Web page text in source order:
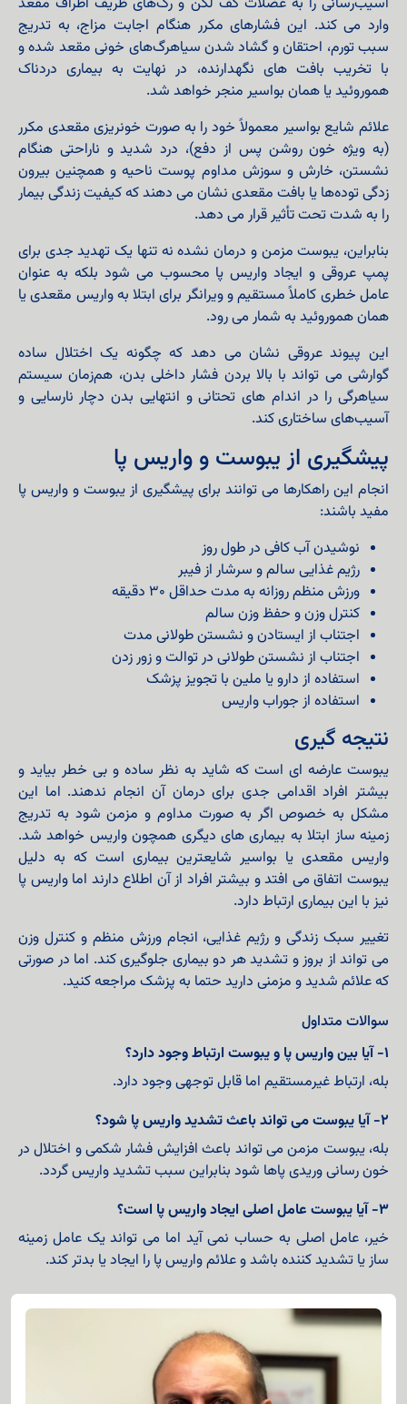
وارد می‌ کند. این فشارهای مکرر هنگام اجابت مزاج، به تدریج
سبب تورم، احتقان و گشاد شدن سیاهرگ‌های خونی مقعد شده و
با تخریب بافت‌ های نگهدارنده، در نهایت به بیماری دردناک
هموروئید یا همان بواسیر منجر خواهد شد.
علائم شایع بواسیر معمولاً خود را به صورت خونریزی مقعدی مکرر
(به ویژه خون روشن پس از دفع)، درد شدید و ناراحتی هنگام
نشستن، خارش و سوزش مداوم پوست ناحیه و همچنین بیرون‌
زدگی توده‌ها یا بافت مقعدی نشان می‌ دهند که کیفیت زندگی بیمار
را به شدت تحت تأثیر قرار می‌ دهد.
بنابراین، یبوست مزمن و درمان‌ نشده نه تنها یک تهدید جدی برای
پمپ عروقی و ایجاد واریس پا محسوب می‌ شود بلکه به عنوان
عامل خطری کاملاً مستقیم و ویرانگر برای ابتلا به واریس مقعدی یا
همان هموروئید به شمار می‌ رود.
این پیوند عروقی نشان می‌ دهد که چگونه یک اختلال ساده
گوارشی می‌ تواند با بالا بردن فشار داخلی بدن، هم‌زمان سیستم
سیاهرگی را در اندام‌ های تحتانی و انتهایی بدن دچار نارسایی و
آسیب‌های ساختاری کند.
پیشگیری از یبوست و واریس پا
انجام این راهکارها می توانند برای پیشگیری از یبوست و واریس پا
مفید باشند:
نوشیدن آب کافی در طول روز
رژیم غذایی سالم و سرشار از فیبر
ورزش منظم روزانه به مدت حداقل ۳۰ دقیقه
کنترل وزن و حفظ وزن سالم
اجتناب از ایستادن و نشستن طولانی مدت
اجتناب از نشستن طولانی در توالت و زور زدن
استفاده از دارو یا ملین با تجویز پزشک
استفاده از جوراب واریس
نتیجه گیری
یبوست عارضه ای است که شاید به نظر ساده و بی خطر بیاید و
بیشتر افراد اقدامی جدی برای درمان آن انجام ندهند. اما این
مشکل به خصوص اگر به صورت مداوم و مزمن شود به تدریج
زمینه ساز ابتلا به بیماری های دیگری همچون واریس خواهد شد.
واریس مقعدی یا بواسیر شایعترین بیماری است که به دلیل
یبوست اتفاق می افتد و بیشتر افراد از آن اطلاع دارند اما واریس پا
نیز با این بیماری ارتباط دارد.
تغییر سبک زندگی و رژیم غذایی، انجام ورزش منظم و کنترل وزن
می تواند از بروز و تشدید هر دو بیماری جلوگیری کند. اما در صورتی
که علائم شدید و مزمنی دارید حتما به پزشک مراجعه کنید.
سوالات متداول
۱- آیا بین واریس پا و یبوست ارتباط وجود دارد؟
بله، ارتباط غیرمستقیم اما قابل توجهی وجود دارد.
۲- آیا یبوست می تواند باعث تشدید واریس پا شود؟
بله، یبوست مزمن می تواند باعث افزایش فشار شکمی و اختلال در
خون رسانی وریدی پاها شود بنابراین سبب تشدید واریس گردد.
۳- آیا یبوست عامل اصلی ایجاد واریس پا است؟
خیر، عامل اصلی به حساب نمی آید اما می تواند یک عامل زمینه
ساز یا تشدید کننده باشد و علائم واریس پا را ایجاد یا بدتر کند.